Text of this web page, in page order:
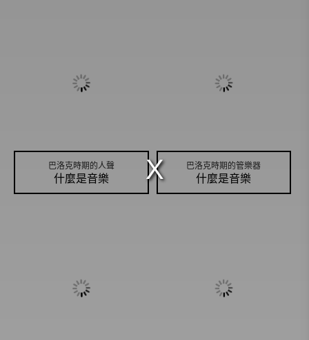
巴洛克時期的人聲
什麼是音樂
巴洛克時期的管樂器
什麼是音樂